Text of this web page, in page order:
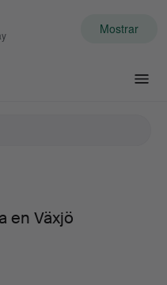
Mostrar
en Växjö